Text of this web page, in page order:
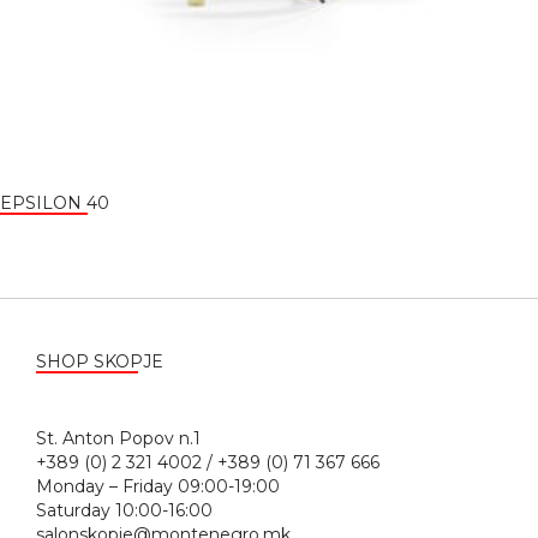
EPSILON 40
SHOP SKOPJE
St. Anton Popov n.1
+389 (0) 2 321 4002 / +389 (0) 71 367 666
Monday – Friday 09:00-19:00
Saturday 10:00-16:00